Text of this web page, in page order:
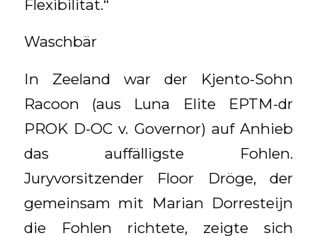
Flexibilität.“
Waschbär
In Zeeland war der Kjento-Sohn
Racoon (aus Luna Elite EPTM-dr
PROK D-OC v. Governor) auf Anhieb
das auffälligste Fohlen.
Juryvorsitzender Floor Dröge, der
gemeinsam mit Marian Dorresteijn
die Fohlen richtete, zeigte sich